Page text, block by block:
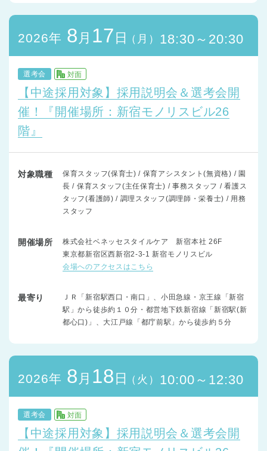
2026年 8 月 17 日 （月） 18:30～20:30
選考会 対面
【中途採用対象】採用説明会＆選考会開
催！『開催場所：新宿モノリスビル26
階』
対象職種
保育スタッフ(保育士) / 保育アシスタント(無資格) / 園
長 / 保育スタッフ(主任保育士) / 事務スタッフ / 看護ス
タッフ(看護師) / 調理スタッフ(調理師・栄養士) / 用務
スタッフ
開催場所
株式会社ベネッセスタイルケア 新宿本社 26F
東京都新宿区西新宿2-3-1 新宿モノリスビル
会場へのアクセスはこちら
最寄り
ＪＲ「新宿駅西口・南口」、小田急線・京王線「新宿
駅」から徒歩約１０分・都営地下鉄新宿線「新宿駅(新
都心口)」、大江戸線「都庁前駅」から徒歩約５分
2026年 8 月 18 日 （火） 10:00～12:30
選考会 対面
【中途採用対象】採用説明会＆選考会開